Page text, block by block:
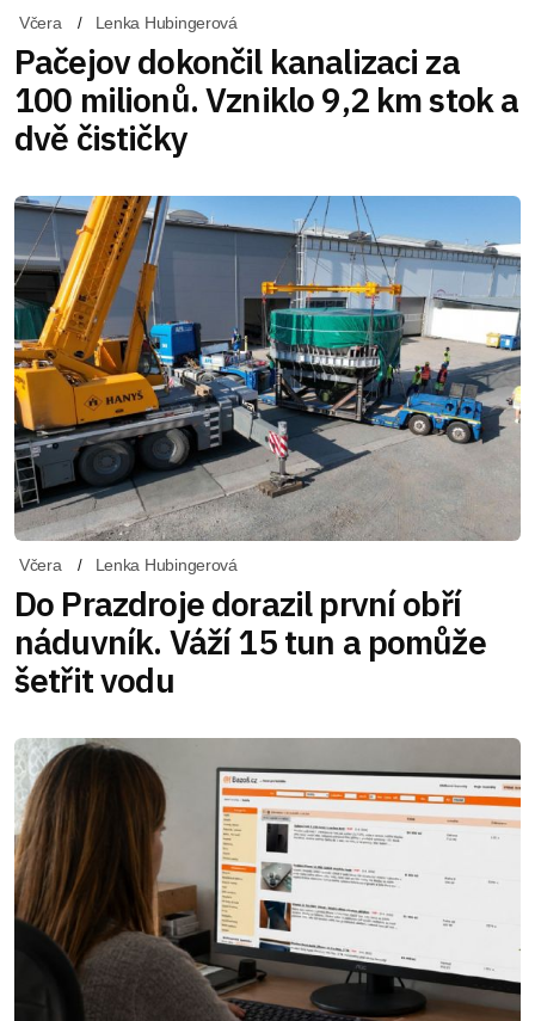
Včera Lenka Hubingerová
Pačejov dokončil kanalizaci za
100 milionů. Vzniklo 9,2 km stok a
dvě čističky
Včera Lenka Hubingerová
Do Prazdroje dorazil první obří
náduvník. Váží 15 tun a pomůže
šetřit vodu